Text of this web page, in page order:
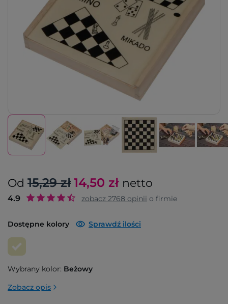
Od 15,29 zł 14,50 zł netto
4.9 zobacz 2768 opinii o firmie
Dostępne kolory Sprawdź ilości
Wybrany kolor: Beżowy
Zobacz opis